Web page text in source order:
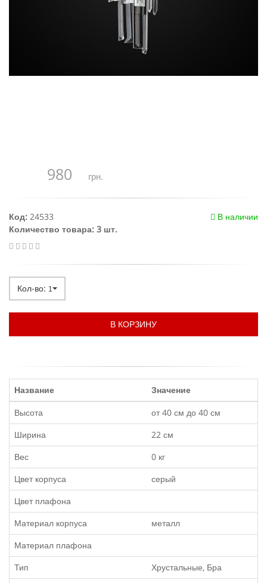
980 грн.
В наличии
Код: 24533
Количество товара: 3 шт.
Кол-во: 1
В КОРЗИНУ
Название
Значение
Высота
от 40 см до 40 см
Ширина
22 см
Вес
0 кг
Цвет корпуса
серый
Цвет плафона
Материал корпуса
металл
Материал плафона
Тип
Хрустальные, Бра